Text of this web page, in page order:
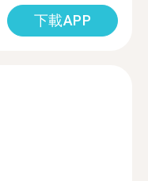
下載APP